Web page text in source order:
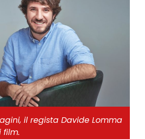
il regista Davide Lomma
film.